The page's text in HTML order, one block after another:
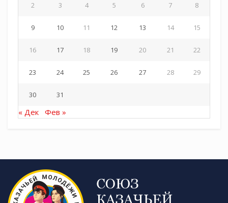
Источник СКМК: https://t.me/molodezhkubani
2 3 4 5 6 7 8
9 10 11 12 13 14 15
16 17 18 19 20 21 22
23 24 25 26 27 28 29
30 31
« Дек Фев »